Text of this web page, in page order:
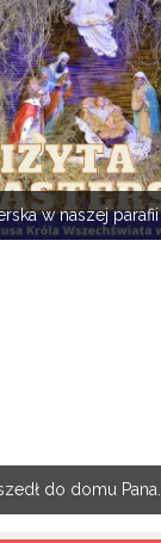
w naszej
do domu Pana…